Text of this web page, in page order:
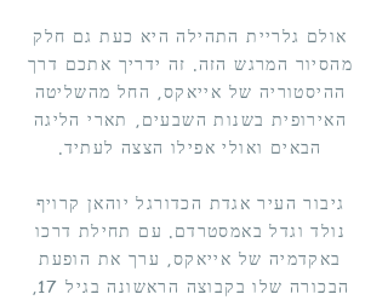
אולם גלריית התהילה היא כעת גם חלק
מהסיור המרגש הזה. זה ידריך אתכם דרך
ההיסטוריה של אייאקס, החל מהשליטה
האירופית בשנות השבעים, תארי הליגה
הבאים ואולי אפילו הצצה לעתיד.
גיבור העיר אגדת הכדורגל יוהאן קרויף
נולד וגדל באמסטרדם. עם תחילת דרכו
באקדמיה של אייאקס, ערך את הופעת
הבכורה שלו בקבוצה הראשונה בגיל 17,